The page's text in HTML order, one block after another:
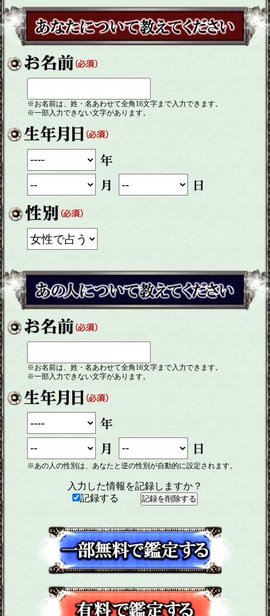
※お名前は、姓・名あわせて全角16文字まで入力できます。
※一部入力できない文字があります。
※お名前は、姓・名あわせて全角16文字まで入力できます。
※一部入力できない文字があります。
※あの人の性別は、あなたと逆の性別が自動的に設定されます。
入力した情報を記録しますか？
記録する